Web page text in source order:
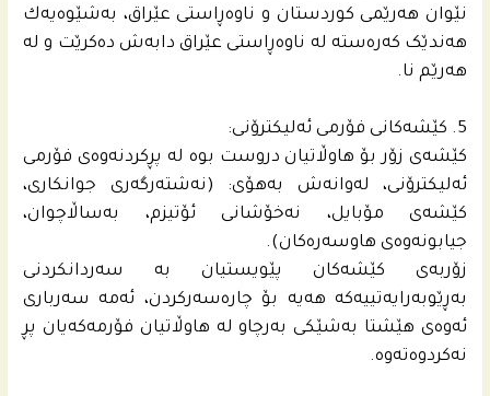
نێوان هه‌رێمی کوردستان و ناوه‌ڕاستی عێراق، به‌شێوه‌یه‌ك
هه‌ندێک کەرەستە له‌ ناوه‌ڕاستی عێراق دابه‌ش ده‌کرێت و له‌
هه‌رێم نا.
5. کێشه‌کانی فۆرمی ئه‌لیکترۆنی:
کێشه‌ی زۆر بۆ هاوڵاتیان دروست بوه‌ له‌ پڕکردنه‌وه‌ی فۆرمی
ئه‌لیکترۆنی، له‌وانه‌ش به‌هۆی: (نه‌شته‌رگه‌ری جوانکاری،
کێشه‌ی مۆبایل، نه‌خۆشانی ئۆتیزم، به‌ساڵاچوان،
جیابونه‌وه‌ی هاوسه‌ره‌کان).
زۆربه‌ی کێشه‌کان پێویستیان به‌ سه‌ردانکردنی
به‌ڕێوبه‌رایه‌تییه‌که‌ هه‌یه‌ بۆ چاره‌سه‌رکردن، ئه‌مه‌ سه‌رباری
ئه‌وه‌ى هێشتا به‌شێكى به‌رچاو له‌ هاوڵاتیان فۆرمه‌كه‌یان پڕ
نه‌كردوه‌ته‌وه‌.